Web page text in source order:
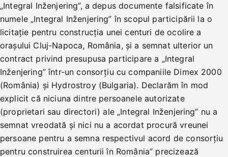
„Integral Inženjering”, a depus documente falsificate în
numele „Integral Inženjering” în scopul participării la o
licitație pentru construcția unei centuri de ocolire a
orașului Cluj-Napoca, România, și a semnat ulterior un
contract privind presupusa participare a „Integral
Inženjering” într-un consorțiu cu companiile Dimex 2000
(România) și Hydrostroy (Bulgaria). Declarăm în mod
explicit că niciuna dintre persoanele autorizate
(proprietari sau directori) ale „Integral Inženjering” nu a
semnat vreodată și nici nu a acordat procură vreunei
persoane pentru a semna respectivul acord de consorțiu
pentru construirea centurii în România” precizează